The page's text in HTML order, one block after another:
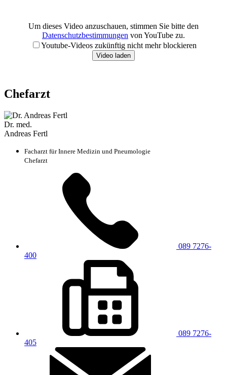
Um dieses Video anzuschauen, stimmen Sie bitte den
Datenschutzbestimmungen von YouTube zu.
Youtube-Videos zukünftig nicht mehr blockieren
Video laden
Chefarzt
Dr. med.
Andreas Fertl
Facharzt für Innere Medizin und Pneumologie
Chefarzt
089 7276-
400
089 7276-
405